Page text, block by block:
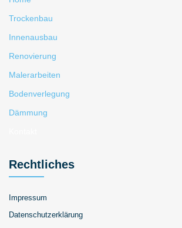
Trockenbau
Innenausbau
Renovierung
Malerarbeiten
Bodenverlegung
Dämmung
Rechtliches
Impressum
Datenschutzerklärung